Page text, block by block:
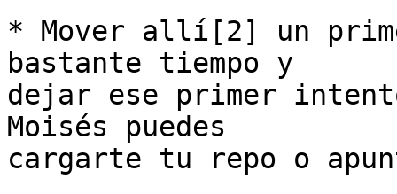
* Mover allí[2] un
bastante tiempo y
dejar ese primer
Moisés puedes
cargarte tu repo o